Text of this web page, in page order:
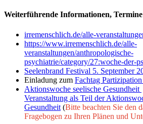
Weiterführende Informationen,
irremenschlich.de/alle-
https://www.irremenschlich.de/alle-
veranstaltungen/anthropologische-
psychiatrie/category/27:woche-der-
Seelenbrand Festival 5. September
Einladung zum Fachtag
Aktionswoche seelische Gesundheit
Veranstaltung als Teil der
Gesundheit (Bitte beachten Sie den
Fragebogen zu Ihren Plänen und